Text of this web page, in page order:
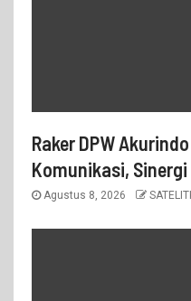
Raker DPW
Komunikasi, Sinergi
Agustus 8, 2026